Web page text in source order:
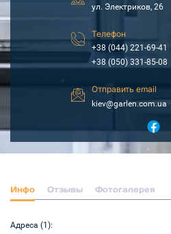
ул. Электриков, 26
Телефон
+38 (044) 221-69-41
+38 (050) 331-85-08
Отправить email
kiev@garlen.com.ua
Инфо Отзывы Фотогалерея
Адреса (1):